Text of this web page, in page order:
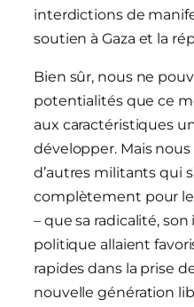
interdictions de
soutien à Gaza et la
Bien sûr, nous ne
potentialités que ce
aux caractéristiques
développer. Mais
d’autres militants qui
complètement pour le
– que sa radicalité,
politique allaient
rapides dans la prise
nouvelle génération